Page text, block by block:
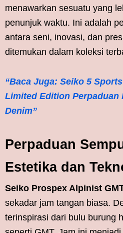
menawarkan sesuatu yang
penunjuk waktu. Ini adalah
antara seni, inovasi, dan
ditemukan dalam koleksi
“Baca Juga: Seiko 5
Limited Edition Perpaduan
Denim”
Perpaduan
Estetika dan
Seiko Prospex Alpinist
sekadar jam tangan biasa.
terinspirasi dari bulu burung